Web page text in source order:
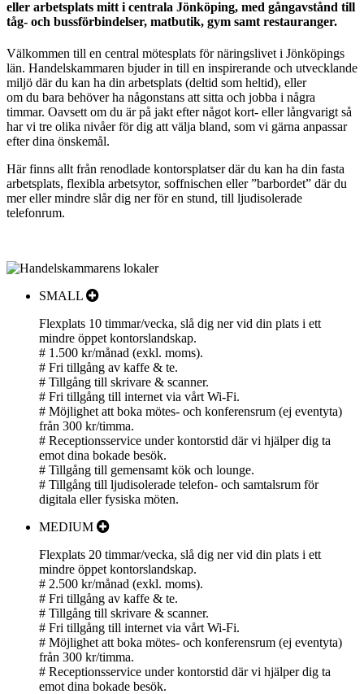
eller arbetsplats mitt i centrala Jönköping, med gångavstånd till
tåg- och bussförbindelser, matbutik, gym samt restauranger.
Välkommen till en central mötesplats för näringslivet i Jönköpings
län. Handelskammaren bjuder in till en inspirerande och utvecklande
miljö där du kan ha din arbetsplats (deltid som heltid), eller
om du bara behöver ha någonstans att sitta och jobba i några
timmar. Oavsett om du är på jakt efter något kort- eller långvarigt så
har vi tre olika nivåerfördig att välja bland, som vi gärna anpassar
efterdina önskemål.
Här finns allt från renodlade kontorsplatser där du kan ha din fasta
arbetsplats, flexibla arbetsytor, soffnischen eller ”barbordet” där du
mer eller mindre slår dig ner för en stund, till ljudisolerade
telefonrum.
SMALL
Flexplats 10 timmar/vecka, slå dig ner vid din plats i ett
mindre öppet kontorslandskap.
# 1.500 kr/månad (exkl. moms).
# Fri tillgång av kaffe & te.
# Tillgång till skrivare & scanner.
# Fri tillgång till internet via vårt Wi-Fi.
# Möjlighet att boka mötes- och konferensrum (ej eventyta)
från 300 kr/timma.
# Receptionsservice under kontorstid där vi hjälper dig ta
emot dina bokade besök.
# Tillgång till gemensamt kök och lounge.
# Tillgång till ljudisolerade telefon- och samtalsrum för
digitala eller fysiska möten.
MEDIUM
Flexplats 20 timmar/vecka, slå dig ner vid din plats i ett
mindre öppet kontorslandskap.
# 2.500 kr/månad (exkl. moms).
# Fri tillgång av kaffe & te.
# Tillgång till skrivare & scanner.
# Fri tillgång till internet via vårt Wi-Fi.
# Möjlighet att boka mötes- och konferensrum (ej eventyta)
från 300 kr/timma.
# Receptionsservice under kontorstid där vi hjälper dig ta
emot dina bokade besök.